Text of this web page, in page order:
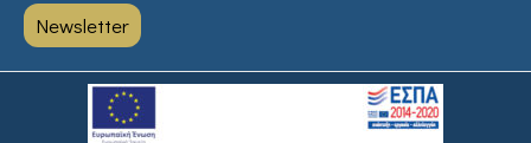
Newsletter